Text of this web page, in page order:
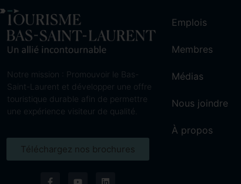
Notre mission : Promouvoir le Bas-
Saint-Laurent et développer une offre
touristique durable afin de permettre
une expérience visiteur de qualité.
Téléchargez nos brochures
Emplois
Membres
Médias
Nous joindre
À propos